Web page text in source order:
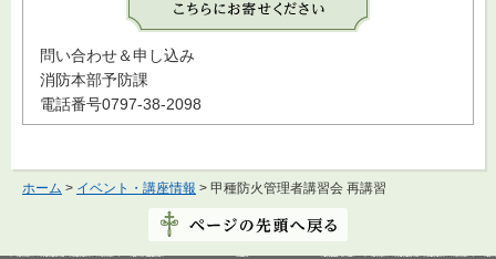
問い合わせ＆申し込み
消防本部予防課
電話番号0797-38-2098
ホーム > イベント・講座情報 > 甲種防火管理者講習会 再講習